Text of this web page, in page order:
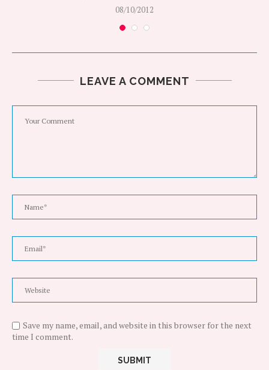
08/10/2012
LEAVE A COMMENT
Save my name, email, and website in this browser for the next
time I comment.